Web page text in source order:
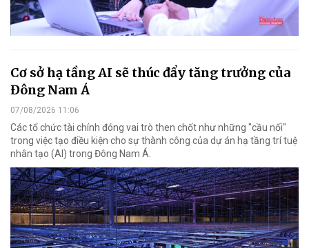
Cơ sở hạ tầng AI sẽ thúc đẩy tăng trưởng của
Đông Nam Á
07/08/2026 11:06
Các tổ chức tài chính đóng vai trò then chốt như những "cầu nối"
trong việc tạo điều kiện cho sự thành công của dự án hạ tầng trí tuệ
nhân tạo (AI) trong Đông Nam Á.